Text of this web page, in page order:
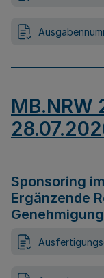
MB.NRW
Sponsoring
Ergänzende